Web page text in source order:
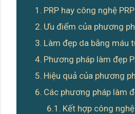
PRP hay công nghệ
Ưu điểm của phương
Làm đẹp da bằng
Phương pháp làm đẹp
Hiệu quả của phương
Các phương pháp làm
Kết hợp công